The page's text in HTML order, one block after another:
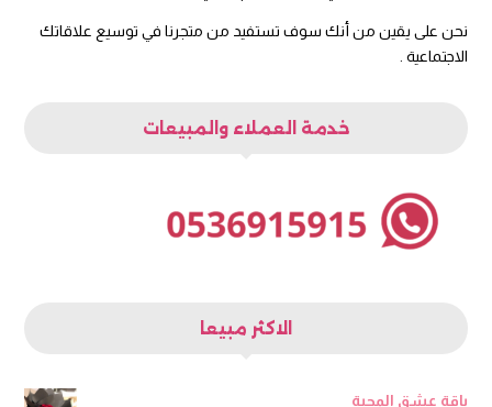
نحن على يقين من أنك سوف تستفيد من متجرنا في توسيع علاقاتك
الاجتماعية .
خدمة العملاء والمبيعات
الاكثر مبيعا
باقة عشق المحبة